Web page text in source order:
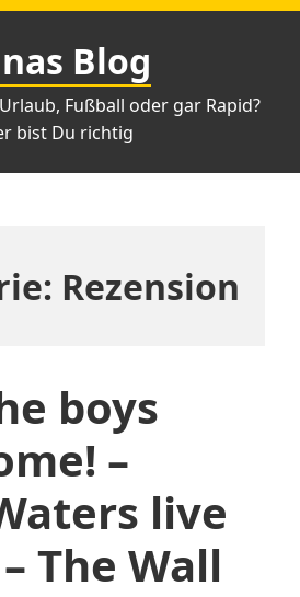
Blog
Fußball oder gar Rapid?
bist Du richtig
Rezension
boys
–
live
The Wall